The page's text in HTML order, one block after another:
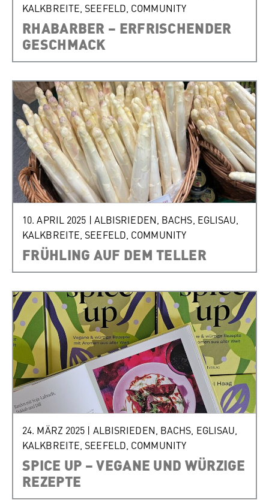
KALKBREITE SEEFELD COMMUNITY
RHABARBER – ERFRISCHENDER
GESCHMACK
10. APRIL 2025 | ALBISRIEDEN BACHS EGLISAU
KALKBREITE SEEFELD COMMUNITY
FRÜHLING AUF DEM TELLER
24. MÄRZ 2025 | ALBISRIEDEN BACHS EGLISAU
KALKBREITE SEEFELD COMMUNITY
SPICE UP – VEGANE UND WÜRZIGE
REZEPTE